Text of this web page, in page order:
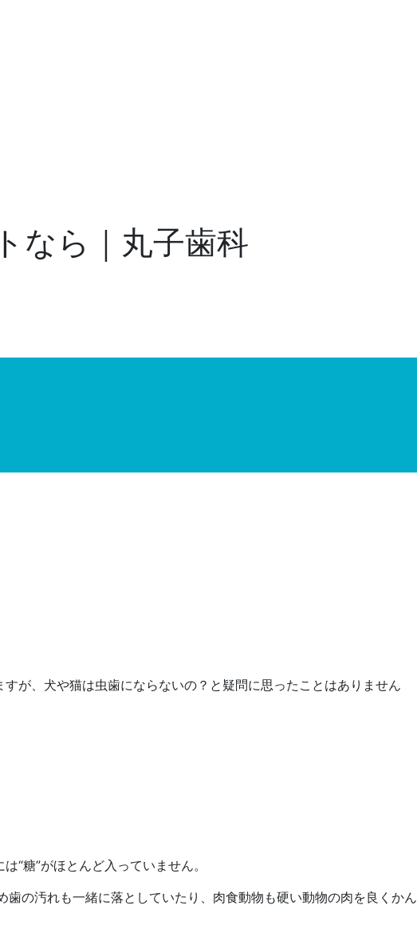
なら｜丸子歯科
が、犬や猫は虫歯にならないの？と疑問に思ったことはありません
“糖”がほとんど入っていません。
の汚れも一緒に落としていたり、肉食動物も硬い動物の肉を良くかん